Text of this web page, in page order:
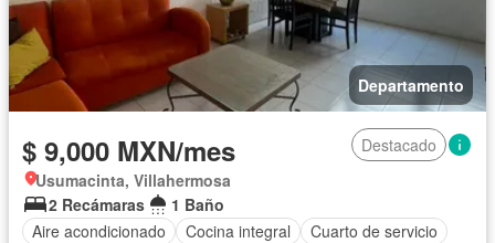
Departamento
$ 9,000 MXN/mes
Destacado
Usumacinta, Villahermosa
2 Recámaras
1 Baño
Aire acondicionado
Cocina integral Cuarto de servicio